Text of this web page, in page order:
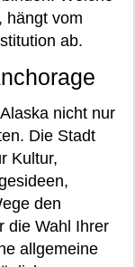
hängt vom
ab.
nicht nur
Die Stadt
Kultur,
den
die Wahl Ihrer
allgemeine